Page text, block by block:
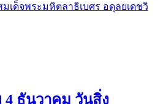
เด็จพระมหิตลาธิเบศร อดุลยเดชวิ
ธันวาคม วันสิ่ง